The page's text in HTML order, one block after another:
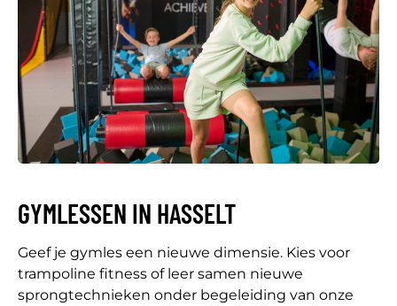
GYMLESSEN IN HASSELT
Geef je gymles een nieuwe dimensie. Kies voor
trampoline fitness of leer samen nieuwe
sprongtechnieken onder begeleiding van onze